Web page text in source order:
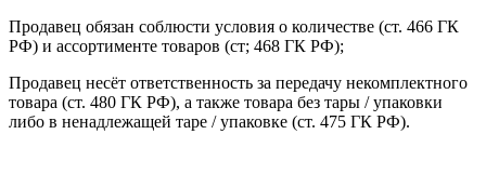
Продавец обязан соблюсти условия о количестве (ст. 466 ГК
РФ) и ассортименте товаров (ст; 468 ГК РФ);
Продавец несёт ответственность за передачу некомплектного
товара (ст. 480 ГК РФ), а также товара без тары / упаковки
либо в ненадлежащей таре / упаковке (ст. 475 ГК РФ).